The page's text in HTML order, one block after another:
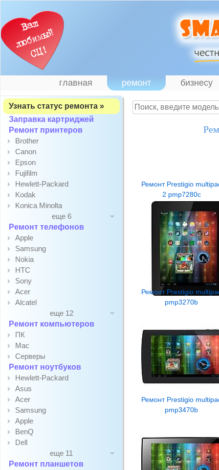
главная ремонт бизнесу
Узнать статус ремонта »
Заправка картриджей
Ремонт принтеров
Brother
Canon
Epson
Fujifilm
Hewlett-Packard
Kodak
Konica Minolta
еще 6
Ремонт телефонов
Apple
Samsung
Nokia
HTC
Sony
Acer
Alcatel
еще 12
Ремонт компьютеров
ПК
Mac
Серверы
Ремонт ноутбуков
Hewlett-Packard
Asus
Acer
Samsung
Apple
BenQ
Dell
еще 11
Ремонт планшетов
Ремонт Prestigio
2 pmp7280c
Ремонт Prestigio
pmp3270b
Ремонт Prestigio
pmp3470b